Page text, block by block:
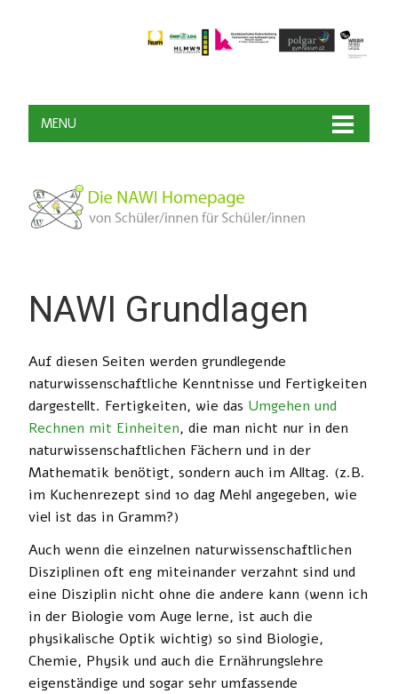
MENU
NAWI Grundlagen
Auf diesen Seiten werden grundlegende
naturwissenschaftliche Kenntnisse und Fertigkeiten
dargestellt. Fertigkeiten, wie das Umgehen und
Rechnen mit Einheiten, die man nicht nur in den
naturwissenschaftlichen Fächern und in der
Mathematik benötigt, sondern auch im Alltag. (z.B.
im Kuchenrezept sind 10 dag Mehl angegeben, wie
viel ist das in Gramm?)
Auch wenn die einzelnen naturwissenschaftlichen
Disziplinen oft eng miteinander verzahnt sind und
eine Disziplin nicht ohne die andere kann (wenn ich
in der Biologie vom Auge lerne, ist auch die
physikalische Optik wichtig) so sind Biologie,
Chemie, Physik und auch die Ernährungslehre
eigenständige und sogar sehr umfassende